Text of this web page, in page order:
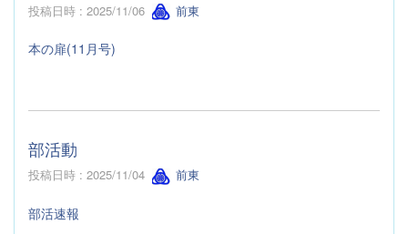
投稿日時 : 2025/11/06 前東
本の扉(11月号)
部活動
投稿日時 : 2025/11/04 前東
部活速報